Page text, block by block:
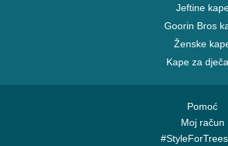
Jeftine
Goorin Bros
Ženske
Kape za
Pomoć
Moj račun
#StyleForTrees